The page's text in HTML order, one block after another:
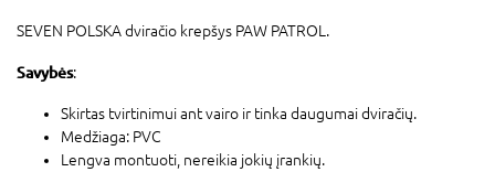
SEVEN POLSKA dviračio krepšys PAW PATROL.
Savybės:
Skirtas tvirtinimui ant vairo ir tinka daugumai dviračių.
Medžiaga: PVC
Lengva montuoti, nereikia jokių įrankių.